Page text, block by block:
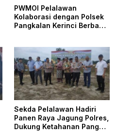
PWMOI Pelalawan
Kolaborasi dengan Polsek
Pangkalan Kerinci Berbagi
Sekda Pelalawan Hadiri
Panen Raya Jagung Polres,
Dukung Ketahanan Pangan